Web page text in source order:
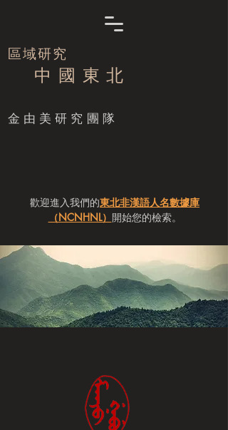
區域研究
中 國 東 北
​金由美研究團隊
歡迎進入我們的東北非漢語人名數據庫
（NCNHNL） 開始您的檢索。